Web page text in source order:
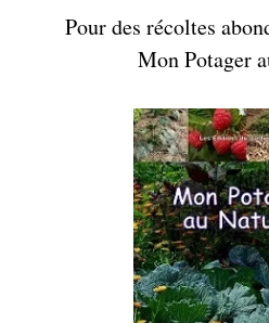
Pour des récoltes
Mon Potager